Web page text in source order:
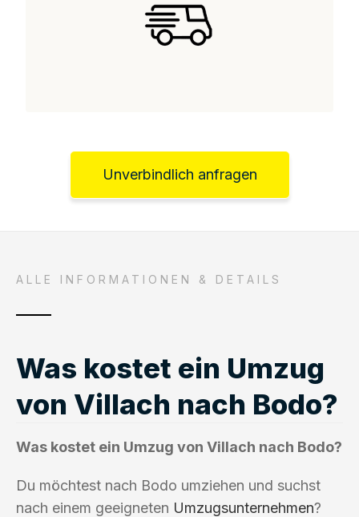
Unverbindlich anfragen
ALLE INFORMATIONEN & DETAILS
Was kostet ein Umzug
von Villach nach Bodo?
Was kostet ein Umzug von Villach nach Bodo?
Du möchtest nach Bodo umziehen und suchst
nach einem geeigneten Umzugsunternehmen?